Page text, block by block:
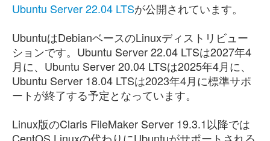
Ubuntu Server 22.04 LTSが公開されています。
UbuntuはDebianベースのLinuxディストリビュー
ションです。Ubuntu Server 22.04 LTSは2027年4
月に、Ubuntu Server 20.04 LTSは2025年4月に、
Ubuntu Server 18.04 LTSは2023年4月に標準サポ
ートが終了する予定となっています。
Linux版のClaris FileMaker Server 19.3.1以降では